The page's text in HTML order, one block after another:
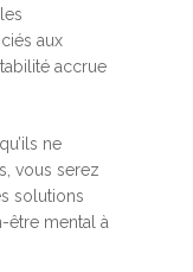
aux
accrue
ne
vous serez
solutions
être mental à